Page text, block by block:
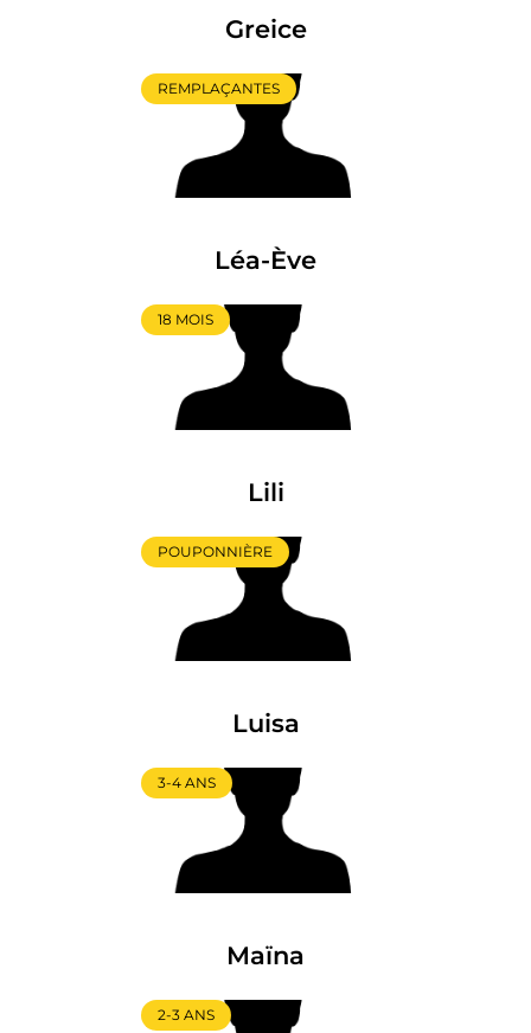
Greice
REMPLAÇANTES
Léa-Ève
18 MOIS
Lili
POUPONNIÈRE
Luisa
3-4 ANS
Maïna
2-3 ANS